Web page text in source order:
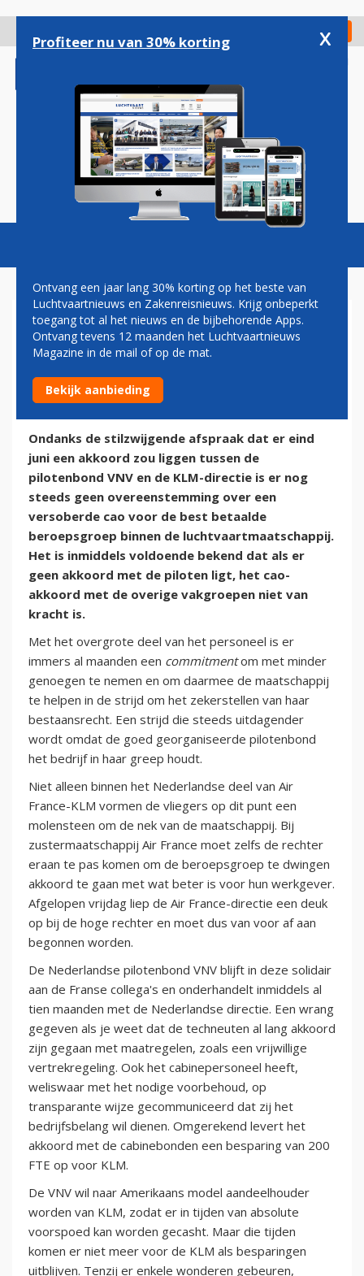
gaan
Check in
Magazine Podcasts Vacatures
ROB SOMSEN: PILOTEN
SPELEN MET VUUR
28 juni 2015
Ondanks de stilzwijgende afspraak dat er eind
juni een akkoord zou liggen tussen de
pilotenbond VNV en de KLM-directie is er nog
steeds geen overeenstemming over een
versoberde cao voor de best betaalde
beroepsgroep binnen de luchtvaartmaatschappij.
Het is inmiddels voldoende bekend dat als er
geen akkoord met de piloten ligt, het cao-
akkoord met de overige vakgroepen niet van
kracht is.
Met het overgrote deel van het personeel is er
immers al maanden een commitmentom met minder
genoegen te nemen en om daarmee de maatschappij
te helpen in de strijd om het zekerstellen van haar
bestaansrecht. Een strijd die steeds uitdagender
wordt omdat de goed georganiseerde pilotenbond
het bedrijf in haar greep houdt.
Niet alleen binnen het Nederlandse deel van Air
France-KLM vormen de vliegers op dit punt een
molensteen om de nek van de maatschappij. Bij
zustermaatschappij Air France moet zelfs de rechter
eraan te pas komen om de beroepsgroep te dwingen
akkoord te gaan met wat beter is voor hun werkgever.
Afgelopen vrijdag liep de Air France-directie een deuk
op bij de hoge rechter en moet dus van voor af aan
begonnen worden.
De Nederlandse pilotenbond VNV blijft in deze solidair
aan de Franse collega's en onderhandelt inmiddels al
tien maanden met de Nederlandse directie. Een wrang
gegeven als je weet dat de techneuten al lang akkoord
zijn gegaan met maatregelen, zoals een vrijwillige
vertrekregeling. Ook het cabinepersoneel heeft,
weliswaar met het nodige voorbehoud, op
transparante wijze gecommuniceerd dat zij het
bedrijfsbelang wil dienen. Omgerekend levert het
akkoord met de cabinebonden een besparing van 200
FTE op voor KLM.
De VNV wil naar Amerikaans model aandeelhouder
worden van KLM, zodat er in tijden van absolute
voorspoed kan worden gecasht. Maar die tijden
komen er niet meer voor de KLM als besparingen
uitblijven. Tenzij er enkele wonderen gebeuren,
Profiteer nu van 30% korting x
Ontvang een jaar lang 30% korting op het beste van
Luchtvaartnieuws en Zakenreisnieuws. Krijg onbeperkt
toegang tot al het nieuws en de bijbehorende Apps.
Ontvang tevens 12 maanden het Luchtvaartnieuws
Magazine in de mail of op de mat.
Bekijk aanbieding